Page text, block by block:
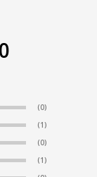
(0)
(1)
(0)
(1)